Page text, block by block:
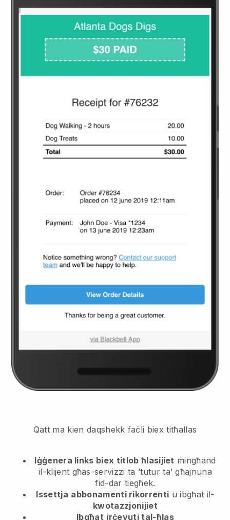
Qatt ma kien daqshekk faċli biex titħallas
Iġġenera links biex titlob ħlasijiet mingħand
il-klijent għas-servizzi ta ’tutur ta’ għajnuna
fid-dar tiegħek.
Issettja abbonamenti rikorrenti u ibgħat il-
kwotazzjonijiet
Ibgħat irċevuti tal-ħlas